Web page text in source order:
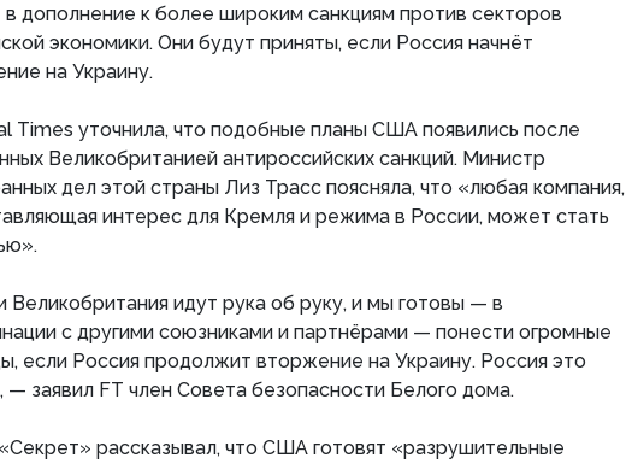
в дополнение к более широким санкциям против секторов
экономики. Они будут приняты, если Россия начнёт
на Украину.
Times уточнила, что подобные планы США появились после
Великобританией антироссийских санкций. Министр
дел этой страны Лиз Трасс поясняла, что «любая компания,
интерес для Кремля и режима в России, может стать
идут рука об руку, и мы готовы — в
с другими союзниками и партнёрами — понести огромные
если Россия продолжит вторжение на Украину. Россия это
— заявил FT член Совета безопасности Белого дома.
рассказывал, что США готовят «разрушительные